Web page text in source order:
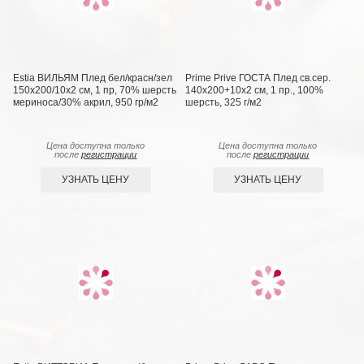
Estia ВИЛЬЯМ Плед бел/красн/зел
150х200/10х2 см, 1 пр, 70% шерсть
мериноса/30% акрил, 950 гр/м2
Цена доступна только
послерегистрации
УЗНАТЬ ЦЕНУ
Prime Prive ГОСТА Плед св.сер.
140х200+10х2 см, 1 пр., 100%
шерсть, 325 г/м2
Цена доступна только
послерегистрации
УЗНАТЬ ЦЕНУ